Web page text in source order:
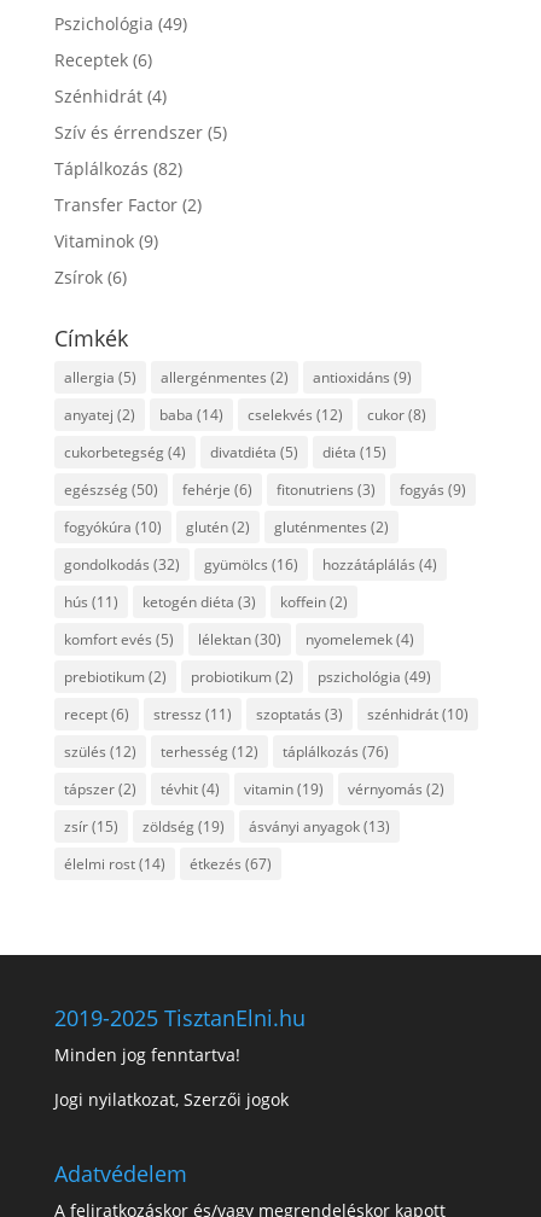
Pszichológia (49)
Receptek(6)
Szénhidrát(4)
Szív és érrendszer(5)
Táplálkozás (82)
Transfer Factor(2)
Vitaminok(9)
Zsírok(6)
Címkék
allergia (5) allergénmentes (2) antioxidáns (9)
anyatej (2) baba (14) cselekvés (12) cukor(8)
cukorbetegség(4) divatdiéta (5) diéta (15)
egészség(50) fehérje (6) fitonutriens (3) fogyás (9)
fogyókúra (10) glutén(2) gluténmentes (2)
gondolkodás (32) gyümölcs (16) hozzátáplálás (4)
hús (11) ketogén diéta (3) koffein(2)
komfort evés (5) lélektan(30) nyomelemek(4)
prebiotikum(2) probiotikum(2) pszichológia (49)
recept(6) stressz (11) szoptatás (3) szénhidrát(10)
szülés (12) terhesség(12) táplálkozás (76)
tápszer(2) tévhit(4) vitamin(19) vérnyomás (2)
zsír(15) zöldség(19) ásványi anyagok(13)
élelmi rost(14) étkezés (67)
2019-2025 TisztanElni.hu
Minden jog fenntartva!
Jogi nyilatkozat, Szerzői jogok
Adatvédelem
A feliratkozáskor és/vagy megrendeléskor kapott